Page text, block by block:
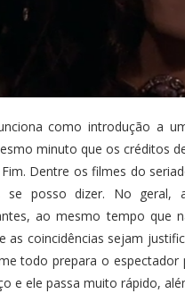
como introdução a
minuto que os créditos
Dentre os filmes do
se posso dizer. No geral,
ao mesmo tempo
as coincidências sejam
todo prepara o
e ele passa muito rápido,